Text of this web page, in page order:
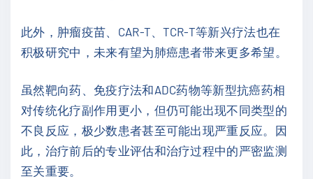
此外，肿瘤疫苗、CAR-T、TCR-T等新兴疗法也在
积极研究中，未来有望为肺癌患者带来更多希望。
虽然靶向药、免疫疗法和ADC药物等新型抗癌药相
对传统化疗副作用更小，但仍可能出现不同类型的
不良反应，极少数患者甚至可能出现严重反应。因
此，治疗前后的专业评估和治疗过程中的严密监测
至关重要。